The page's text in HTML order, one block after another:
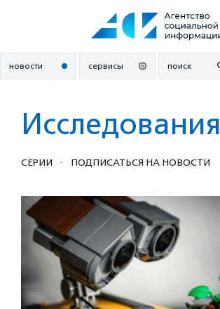
новости сервисы поиск
Исследования
СЕРИИ · ПОДПИСАТЬСЯ НА НОВОСТИ